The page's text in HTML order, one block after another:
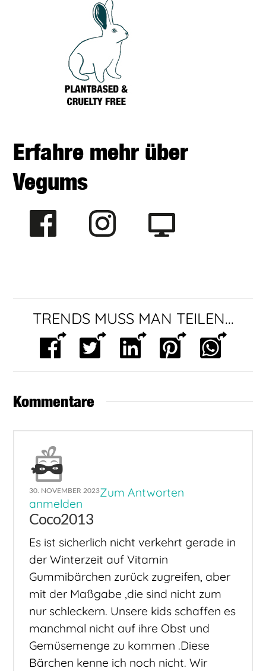
Erfahre mehr über
Vegums
TRENDS MUSS MAN TEILEN...
Kommentare
30. NOVEMBER 2023Zum Antworten
anmelden
Coco2013
Es ist sicherlich nicht verkehrt gerade in
der Winterzeit auf Vitamin
Gummibärchen zurück zugreifen, aber
mit der Maßgabe ,die sind nicht zum
nur schleckern. Unsere kids schaffen es
manchmal nicht auf ihre Obst und
Gemüsemenge zu kommen .Diese
Bärchen kenne ich noch nicht. Wir